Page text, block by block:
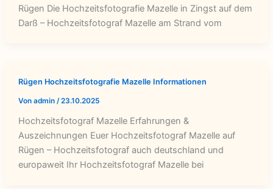
Rügen Die Hochzeitsfotografie Mazelle in Zingst auf dem
Darß – Hochzeitsfotograf Mazelle am Strand vom
Rügen Hochzeitsfotografie Mazelle Informationen
Von admin /23.10.2025
Hochzeitsfotograf Mazelle Erfahrungen &
Auszeichnungen Euer Hochzeitsfotograf Mazelle auf
Rügen – Hochzeitsfotograf auch deutschland und
europaweit Ihr Hochzeitsfotograf Mazelle bei